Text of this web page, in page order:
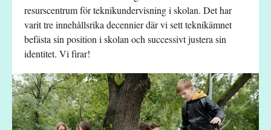
resurscentrum för teknikundervisning i skolan. Det har
varit tre innehållsrika decennier där vi sett teknikämnet
befästa sin position i skolan och successivt justera sin
identitet. Vi firar!